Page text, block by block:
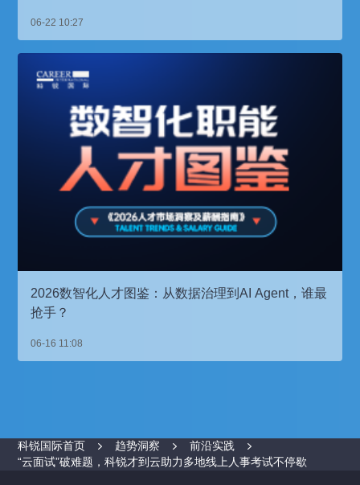
06-22 10:27
2026数智化人才图鉴：从数据治理到AI Agent，谁最
抢手？
06-16 11:08
科锐国际首页 趋势洞察
前沿实践
“云面试”破难题，科锐才到云助力多地线上人事考试不停歇